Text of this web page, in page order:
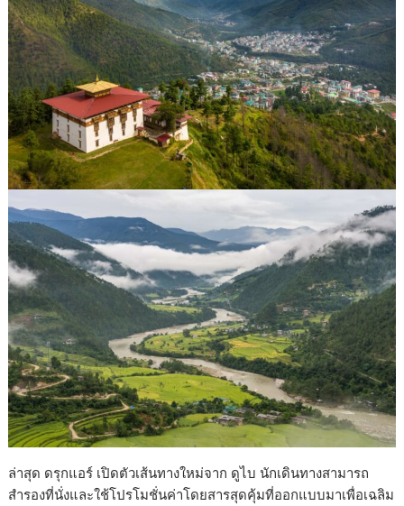
ล่าสุด ดรุกแอร์ เปิดตัวเส้นทางใหม่จาก ดูไบ นักเดินทางสามารถ
สำรองที่นั่งและใช้โปรโมชั่นค่าโดยสารสุดคุ้มที่ออกแบบมาเพื่อเฉลิม